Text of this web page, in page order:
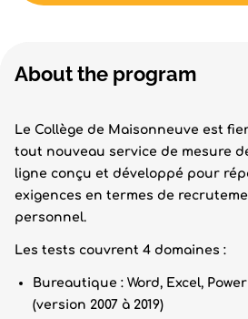
About the program
Le Collège de Maisonneuve est
tout nouveau service de mesure
ligne conçu et développé pour
exigences en termes de
personnel.
Les tests couvrent 4 domaines :
Bureautique : Word, Excel,
(version 2007 à 2019)